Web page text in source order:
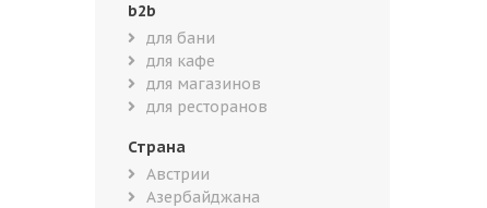
b2b
для бани
для кафе
для магазинов
для ресторанов
Страна
Австрии
Азербайджана